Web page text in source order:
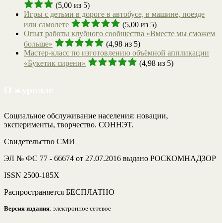
(5,00 из 5)
Игры с детьми в дороге в автобусе, в машине, поезде
или самолете
(5,00 из 5)
Опыт работы клубного сообщества «Вместе мы сможем
больше»
(4,98 из 5)
Мастер-класс по изготовлению объёмной аппликации
«Букетик сирени»
(4,98 из 5)
Социальное обслуживание населения: новации,
эксперименты, творчество. СОННЭТ.
Свидетельство СМИ
ЭЛ № ФС 77 - 66674 от 27.07.2016 выдано РОСКОМНАДЗОР
ISSN 2500-185Х
Распространяется БЕСПЛАТНО
Версия издания: электронное сетевое